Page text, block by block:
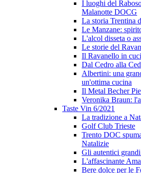
I luoghi del
Malanotte DOCG
La storia Trentina
Le Manzane:
L'alcol disseta o
Le storie del
Il Ravanello in
Dal Cedro alla
Albertini: una
un'ottima cucina
Il Metal Becher
Veronika Braun:
Taste Vin 6/2021
La tradizione a
Golf Club Trieste
Trento DOC
Natalizie
Gli autentici
L'affascinante
Bere dolce per le